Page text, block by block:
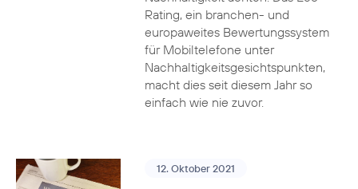
Rating, ein branchen- und
europaweites Bewertungssystem
für Mobiltelefone unter
Nachhaltigkeitsgesichtspunkten,
macht dies seit diesem Jahr so
einfach wie nie zuvor.
12. Oktober 2021